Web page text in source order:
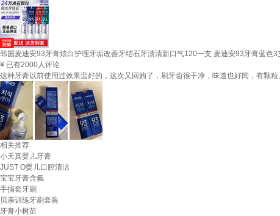
韩国麦迪安93牙膏炫白护理牙垢改善牙结石牙渍清新口气120一支 麦迪安93牙膏蓝色3
¥ 已有2000人评论
这种牙膏以前使用过效果蛮好的，这次又回购了，刷牙齿很干净，味道也好闻，有颗
相关推荐
小天真婴儿牙膏
JUST O婴儿口腔清洁
宝宝牙膏含氟
手指套牙刷
贝亲训练牙刷套装
牙膏小树苗